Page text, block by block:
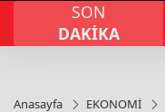
SON
DAKİKA
Anasayfa EKONOMİ